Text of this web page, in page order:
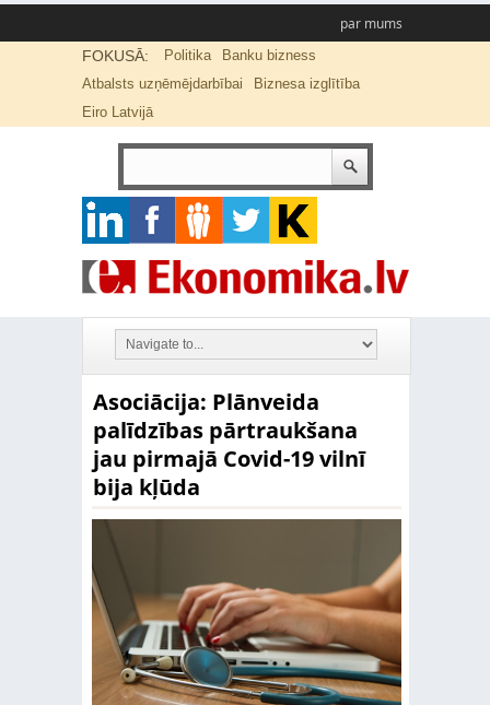
par mums
FOKUSĀ: Politika
Banku bizness
Atbalsts uzņēmējdarbībai
Biznesa izglītība
Eiro Latvijā
Asociācija: Plānveida
palīdzības pārtraukšana
jau pirmajā Covid-19 vilnī
bija kļūda